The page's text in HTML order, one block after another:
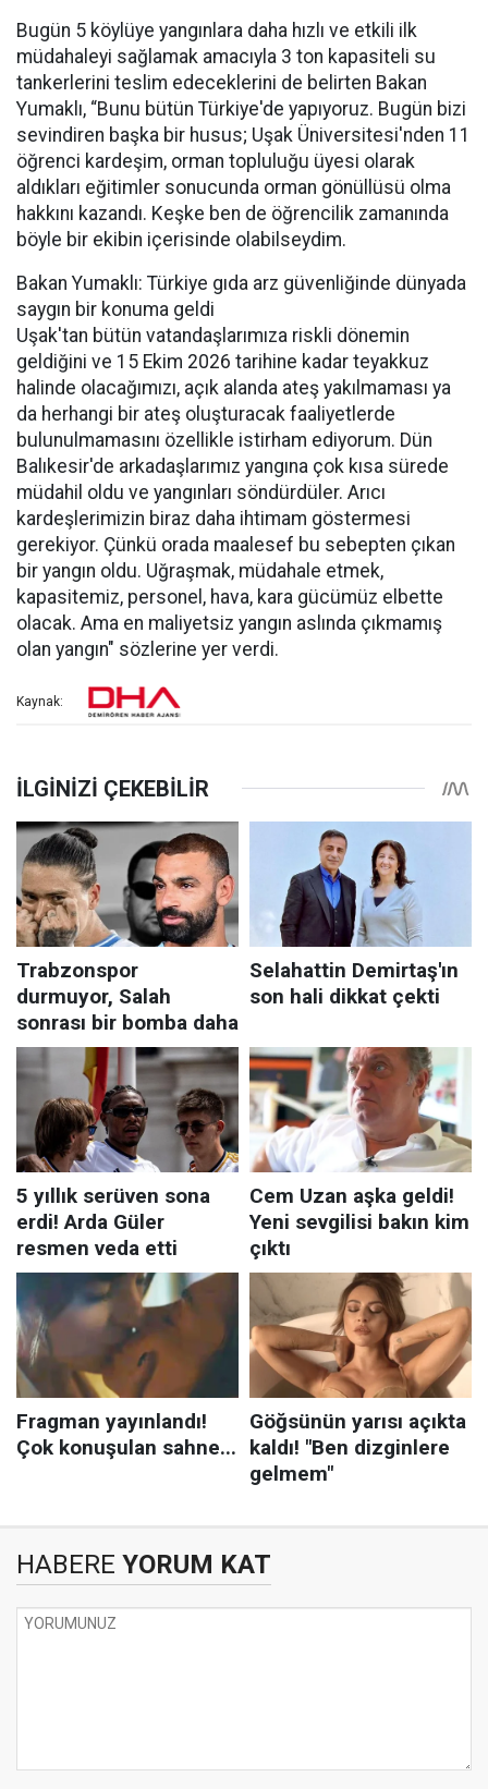
Bugün 5 köylüye yangınlara daha hızlı ve etkili ilk
müdahaleyi sağlamak amacıyla 3 ton kapasiteli su
tankerlerini teslim edeceklerini de belirten Bakan
Yumaklı, “Bunu bütün Türkiye'de yapıyoruz. Bugün bizi
sevindiren başka bir husus; Uşak Üniversitesi'nden 11
öğrenci kardeşim, orman topluluğu üyesi olarak
aldıkları eğitimler sonucunda orman gönüllüsü olma
hakkını kazandı. Keşke ben de öğrencilik zamanında
böyle bir ekibin içerisinde olabilseydim.
Bakan Yumaklı: Türkiye gıda arz güvenliğinde dünyada
saygın bir konuma geldi
Uşak'tan bütün vatandaşlarımıza riskli dönemin
geldiğini ve 15 Ekim 2026 tarihine kadar teyakkuz
halinde olacağımızı, açık alanda ateş yakılmaması ya
da herhangi bir ateş oluşturacak faaliyetlerde
bulunulmamasını özellikle istirham ediyorum. Dün
Balıkesir'de arkadaşlarımız yangına çok kısa sürede
müdahil oldu ve yangınları söndürdüler. Arıcı
kardeşlerimizin biraz daha ihtimam göstermesi
gerekiyor. Çünkü orada maalesef bu sebepten çıkan
bir yangın oldu. Uğraşmak, müdahale etmek,
kapasitemiz, personel, hava, kara gücümüz elbette
olacak. Ama en maliyetsiz yangın aslında çıkmamış
olan yangın" sözlerine yer verdi.
Kaynak:
HABERE YORUM KAT